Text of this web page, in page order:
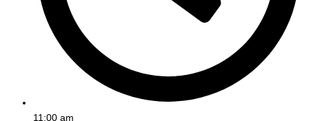
11:00 am